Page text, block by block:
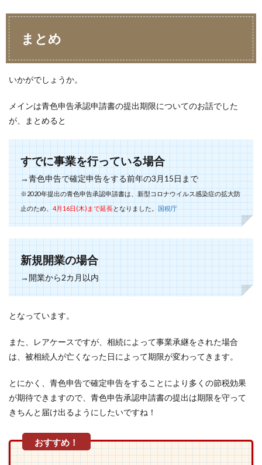
まとめ
いかがでしょうか。
メインは青色申告承認申請書の提出期限についてのお話でした
が、まとめると
すでに事業を行っている場合
→青色申告で確定申告をする前年の3月15日まで
※2020年提出の青色申告承認申請書は、新型コロナウイルス感染症の拡大防
止のため、4月16日(木)まで延長となりました。国税庁
新規開業の場合
→開業から2カ月以内
となっています。
また、レアケースですが、相続によって事業承継をされた場合
は、被相続人が亡くなった日によって期限が変わってきます。
とにかく、青色申告で確定申告をすることにより多くの節税効果
が期待できますので、青色申告承認申請書の提出は期限を守って
きちんと届け出るようにしたいですね！